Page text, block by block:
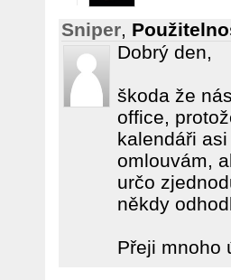
Sniper,
Dobrý den,
škoda že
office,
kalendáři
omlouvám,
určo
někdy
Přeji mnoho